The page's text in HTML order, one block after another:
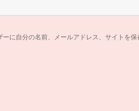
に自分の名前、メールアドレス、サイトを保